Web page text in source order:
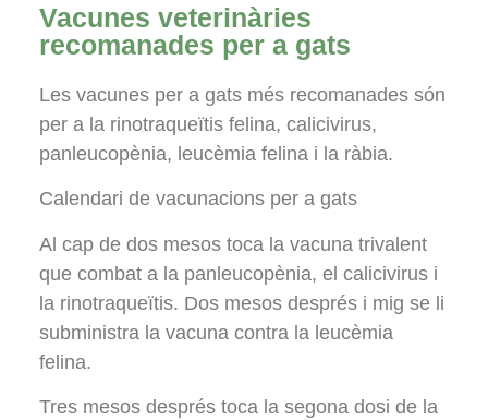
Vacunes veterinàries
recomanades per a gats
Les vacunes per a gats més recomanades són
per a la rinotraqueïtis felina, calicivirus,
panleucopènia, leucèmia felina i la ràbia.
Calendari de vacunacions per a gats
Al cap de dos mesos toca la vacuna trivalent
que combat a la panleucopènia, el calicivirus i
la rinotraqueïtis. Dos mesos després i mig se li
subministra la vacuna contra la leucèmia
felina.
Tres mesos després toca la segona dosi de la